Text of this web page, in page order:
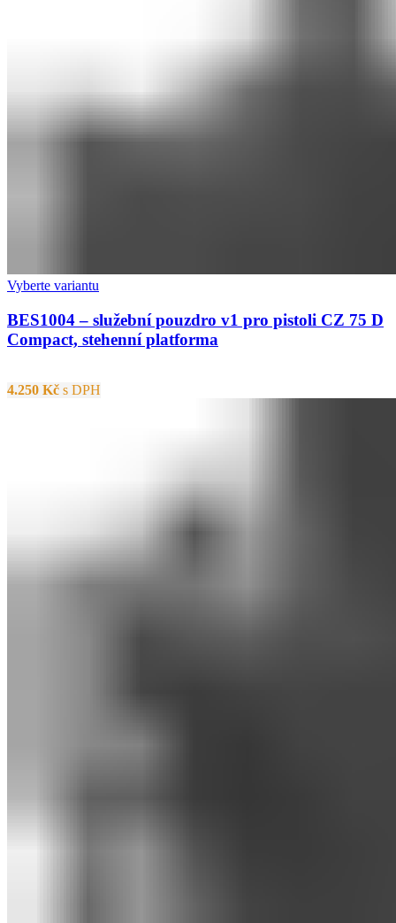
Vyberte variantu
BES1004 – služební pouzdro v1 pro pistoli CZ 75 D
Compact, stehenní platforma
4.250 Kč s DPH